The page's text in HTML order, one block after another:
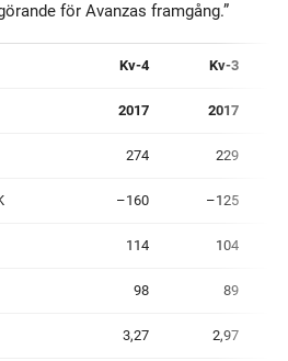
för Avanzas framgång.”
Kv-4 Kv-3
2017 2017
274 229
–160 –125
114 104
98 89
3,27 2,97